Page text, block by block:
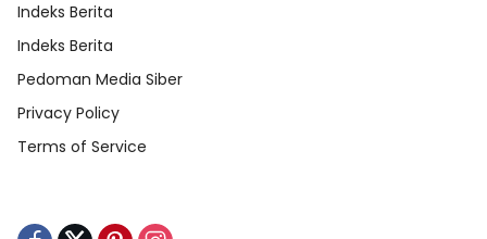
Indeks Berita
Indeks Berita
Pedoman Media Siber
Privacy Policy
Terms of Service